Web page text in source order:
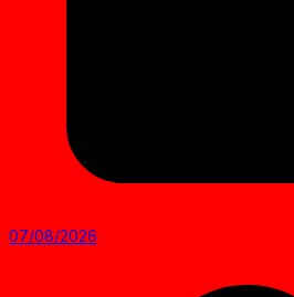
07/08/2026